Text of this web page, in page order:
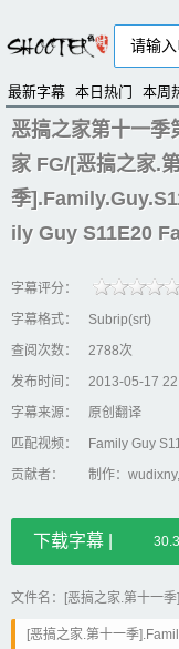
最新字幕 本日热门 本周
恶搞之家第十一季
家 FG/[恶搞之家.
季
ily Guy S11E20
字幕评分：
字幕格式：
Subrip(srt)
查阅次数：
2788次
发布时间：
2013-05-17
字幕来源：
原创翻译
匹配视频：
Family Guy
贡献者：
制作：
下载字幕 |
文件名：[恶搞之家.第十一
[恶搞之家.第十一季